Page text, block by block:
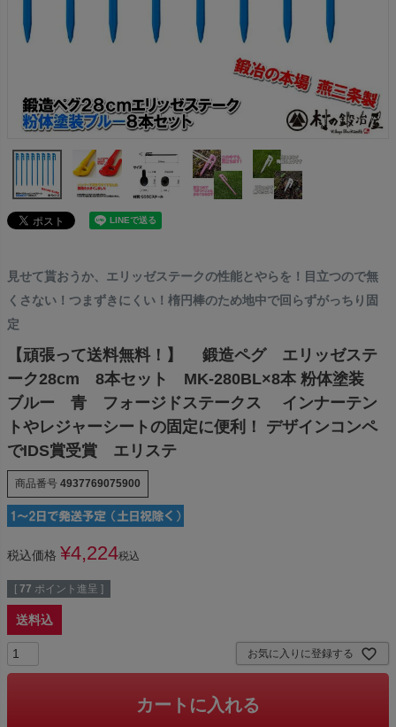
見せて貰おうか、エリッゼステークの性能とやらを！目立つので無
くさない！つまずきにくい！楕円棒のため地中で回らずがっちり固
定
【頑張って送料無料！】 鍛造ペグ エリッゼステ
ーク28cm 8本セット MK-280BL×8本 粉体塗装
ブルー 青 フォージドステークス インナーテン
トやレジャーシートの固定に便利！ デザインコンペ
でIDS賞受賞 エリステ
商品番号 4937769075900
税込価格 ¥4,224税込
[ 77 ポイント進呈 ]
送料込
お気に入りに登録する
カートに入れる